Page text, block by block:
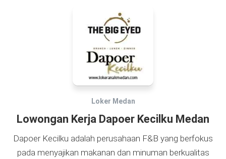
Loker Medan
Lowongan Kerja Dapoer Kecilku Medan
Dapoer Kecilku adalah perusahaan F&B yang berfokus
pada menyajikan makanan dan minuman berkualitas